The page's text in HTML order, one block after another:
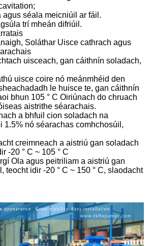
agus séala meicniúil ar fáil.
trí mheán difriúil.
Soláthar Uisce cathrach agus
uisceach, gan cáithnín soladach,
uisce coire nó meánmhéid den
le huisce te, gan cáithnín
bhun 105 ° C Oiriúnach do chruach
aistrithe séarachais.
a bhfuil cion soladach na
1.5% nó séarachas comhchosúil,
creimneach a aistriú gan soladach
-20 ° C ~ 105 ° C
Ola agus peitriliam a aistriú gan
teocht idir -20 ° C ~ 150 ° C, slaodacht